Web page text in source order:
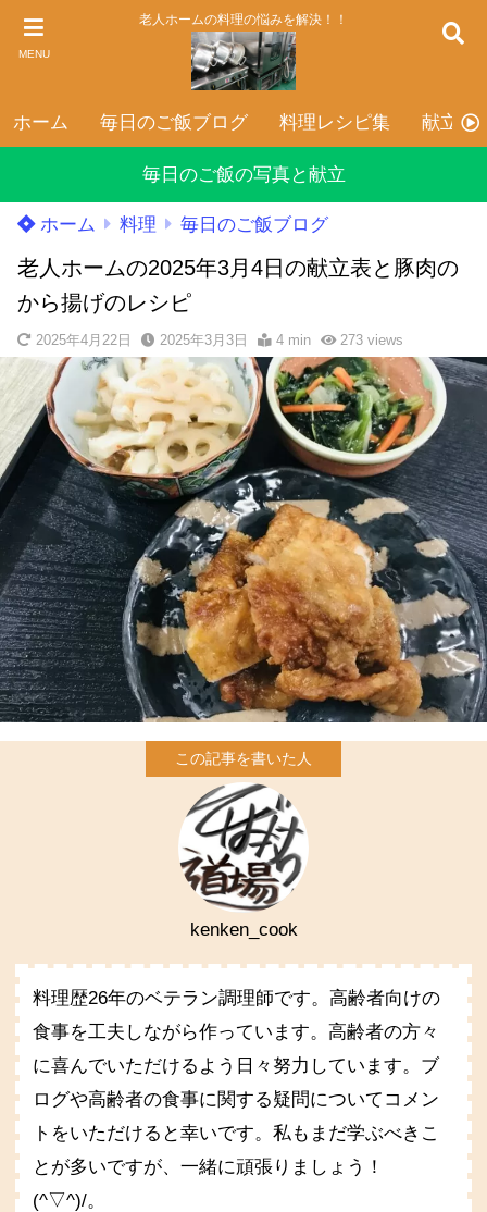
MENU
老人ホームの料理の悩みを解決！！
ホーム 毎日のご飯ブログ 料理レシピ集 献立表
毎日のご飯の写真と献立
ホーム 料理 毎日のご飯ブログ
老人ホームの2025年3月4日の献立表と豚肉の
から揚げのレシピ
2025年4月22日 2025年3月3日 4 min 273views
kenken_cook
料理歴26年のベテラン調理師です。高齢者向けの
食事を工夫しながら作っています。高齢者の方々
に喜んでいただけるよう日々努力しています。ブ
ログや高齢者の食事に関する疑問についてコメン
トをいただけると幸いです。私もまだ学ぶべきこ
とが多いですが、一緒に頑張りましょう！
(^▽^)/。